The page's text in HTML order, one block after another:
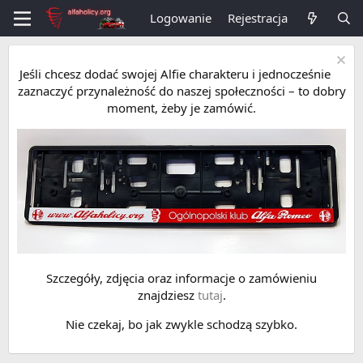
Logowanie Rejestracja
Jeśli chcesz dodać swojej Alfie charakteru i jednocześnie
zaznaczyć przynależność do naszej społeczności – to dobry
moment, żeby je zamówić.
Szczegóły, zdjęcia oraz informacje o zamówieniu
znajdziesz tutaj.
Nie czekaj, bo jak zwykle schodzą szybko.